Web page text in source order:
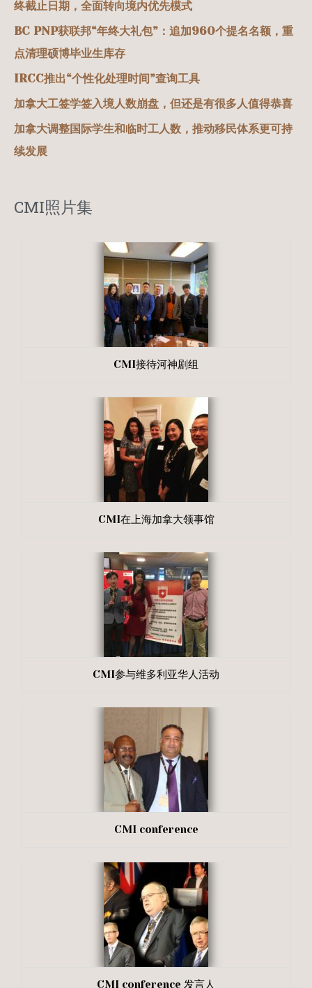
终截止日期，全面转向境内优先模式
BC PNP获联邦“年终大礼包”：追加960个提名名额，重
点清理硕博毕业生库存
IRCC推出“个性化处理时间”查询工具
加拿大工签学签入境人数崩盘，但还是有很多人值得恭喜
加拿大调整国际学生和临时工人数，推动移民体系更可持
续发展
CMI照片集
CMI接待河神剧组
CMI在上海加拿大领事馆
CMI参与维多利亚华人活动
CMI conference
CMI conference 发言人